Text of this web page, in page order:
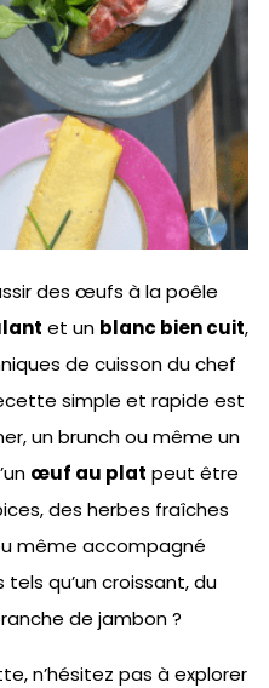
des œufs à la poêle
et un blanc bien cuit,
de cuisson du chef
simple et rapide est
un brunch ou même un
œuf au plat peut être
des herbes fraîches
même accompagné
qu’un croissant, du
de jambon ?
n’hésitez pas à explorer